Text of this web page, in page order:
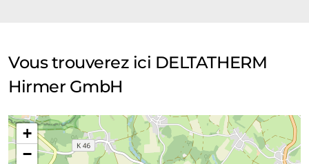
Vous trouverez ici DELTATHERM
Hirmer GmbH
+
−